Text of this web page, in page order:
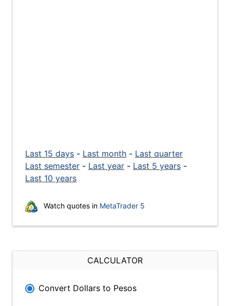
Last 15 days - Last month - Last quarter
Last semester - Last year - Last 5 years -
Last 10 years
Watch quotes in MetaTrader 5
CALCULATOR
Convert Dollars to Pesos